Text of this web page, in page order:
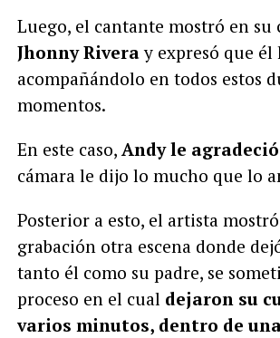
Luego, el cantante mostró en su
Jhonny Riveray expresó que él
acompañándolo en todos estos
momentos.
En este caso, Andy le agradeció
cámara le dijo lo mucho que lo
Posterior a esto, el artista
grabación otra escena donde
tanto él como su padre, se
proceso en el cual dejaron su
varios minutos, dentro de